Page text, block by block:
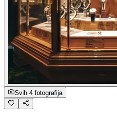
Svih 4 fotografija